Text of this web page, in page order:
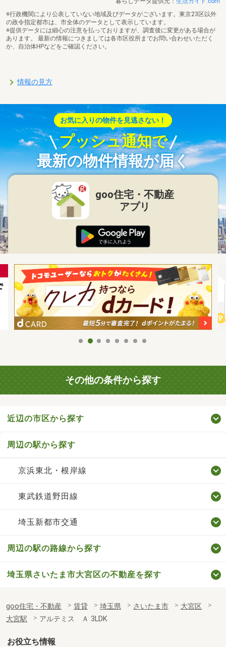
※行政機関により公表していない地域及びデータがございます。東京23区以外
の政令指定都市は、市全体のデータとして表示しています。
※提供データには細心の注意を払っておりますが、調査後に変更がある場合が
あります。 最新の情報につきましては各市区役所までお問い合わせいただく
か、自治体HPなどをご確認ください。
情報の見方
お気に入りの物件を見逃さない！
プッシュ通知で
最新の物件情報が届く
goo住宅・不動産
アプリ
その他の条件から探す
近辺の市区から探す
周辺の駅から探す
京浜東北・根岸線
東武鉄道野田線
埼玉新都市交通
周辺の駅の路線から探す
埼玉県さいたま市大宮区の不動産を探す
goo住宅・不動産 賃貸 埼玉県 さいたま市
大宮区
大宮駅
アルテミス Ａ 3LDK
お役立ち情報